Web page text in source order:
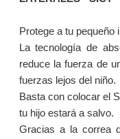
Protege a tu pequeño
La tecnología de
reduce la fuerza de
fuerzas lejos del niño.
Basta con colocar el
tu hijo estará a salvo.
Gracias a la correa